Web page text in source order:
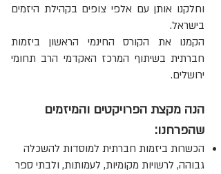
וחלקנו אותן עם אלפי צופים בקהילת היזמים
בישראל.
הקמנו את הקורס החינמי הראשון ביזמות
חברתית בשיתוף המרכז האקדמי הרב תחומי
ירושלים.
הנה מקצת הפרויקטים והמיזמים
שהפרחנו:
הכשרות ביזמות חברתית למוסדות להשכלה
גבוהה, לרשויות מקומיות, לעמותות, ולבתי ספר